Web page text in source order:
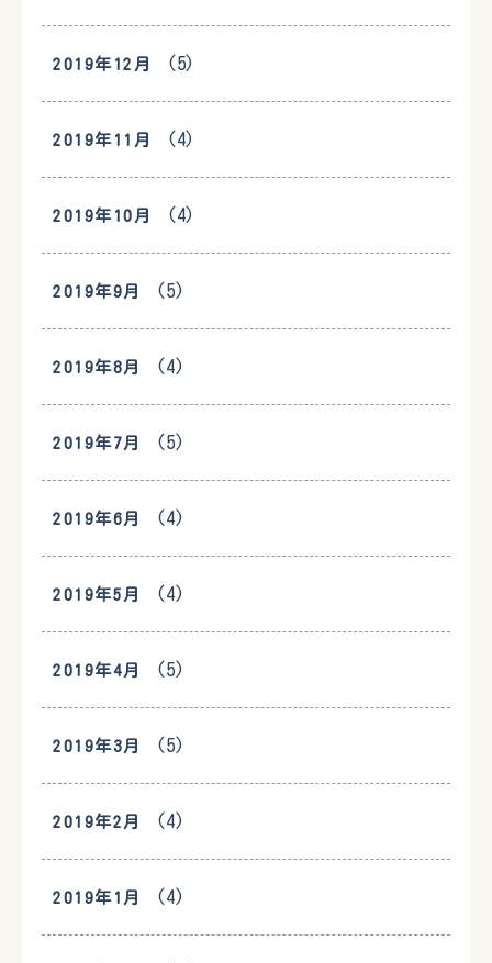
2019年12月 (5)
2019年11月 (4)
2019年10月 (4)
2019年9月 (5)
2019年8月 (4)
2019年7月 (5)
2019年6月 (4)
2019年5月 (4)
2019年4月 (5)
2019年3月 (5)
2019年2月 (4)
2019年1月 (4)